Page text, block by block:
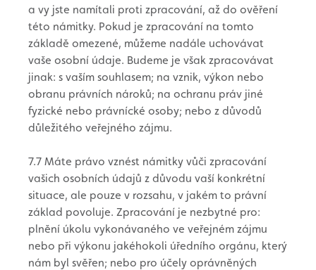
a vy jste namítali proti zpracování, až do ověření
této námitky. Pokud je zpracování na tomto
základě omezené, můžeme nadále uchovávat
vaše osobní údaje. Budeme je však zpracovávat
jinak: s vaším souhlasem; na vznik, výkon nebo
obranu právních nároků; na ochranu práv jiné
fyzické nebo právnícké osoby; nebo z důvodů
důležitého veřejného zájmu.
7.7 Máte právo vznést námitky vůči zpracování
vašich osobních údajů z důvodu vaší konkrétní
situace, ale pouze v rozsahu, v jakém to právní
základ povoluje. Zpracování je nezbytné pro:
plnění úkolu vykonávaného ve veřejném zájmu
nebo při výkonu jakéhokoli úředního orgánu, který
nám byl svěřen; nebo pro účely oprávněných